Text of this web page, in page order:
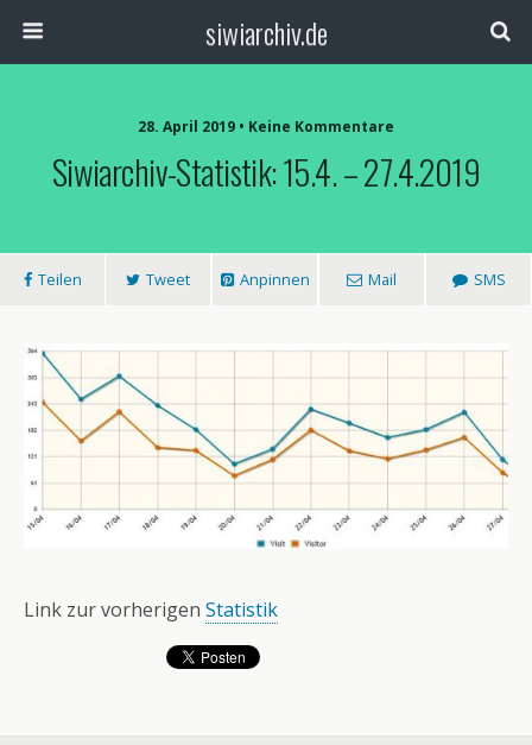
siwiarchiv.de
28. April 2019 • Keine Kommentare
Siwiarchiv-Statistik: 15.4. – 27.4.2019
Teilen Tweet Anpinnen Mail SMS
Link zur vorherigen Statistik